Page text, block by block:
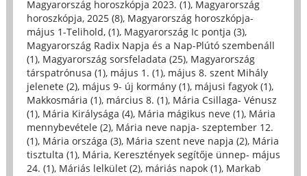
Magyarország horoszkópja 2023. (1), Magyarország
horoszkópja, 2025 (8), Magyarország horoszkópja-
május 1-Telihold, (1), Magyarország Ic pontja (3),
Magyarország Radix Napja és a Nap-Plútó szembenáll
(1), Magyarország sorsfeladata (25), Magyarország
társpatrónusa (1), május 1. (1), május 8. szent Mihály
jelenete (2), május 9- új kormány (1), májusi fagyok (1),
Makkosmária (1), március 8. (1), Mária Csillaga- Vénusz
(1), Mária Királysága (4), Mária mágikus neve (1), Mária
mennybevétele (2), Mária neve napja- szeptember 12.
(1), Mária országa (3), Mária szent neve napja (2), Mária
tisztulta (1), Mária, Keresztények segítője ünnep- május
24. (1), Máriás lelkület (2), máriás napok (1), Markab